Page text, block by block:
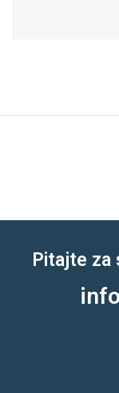
Pitajte za